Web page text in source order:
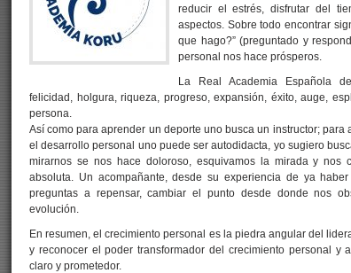
reducir el estrés, disfrutar del
aspectos. Sobre todo encontrar
que hago?” (preguntado y
personal nos hace prósperos.
La Real Academia Española
felicidad, holgura, riqueza, progreso, expansión, éxito, auge,
persona.
Así como para aprender un deporte uno busca un instructor;
el desarrollo personal uno puede ser autodidacta, yo sugiero
mirarnos se nos hace doloroso, esquivamos la mirada y nos
absoluta. Un acompañante, desde su experiencia de ya
preguntas a repensar, cambiar el punto desde donde nos
evolución.
En resumen, el crecimiento personal es la piedra angular del
y reconocer el poder transformador del crecimiento personal y
claro y prometedor.